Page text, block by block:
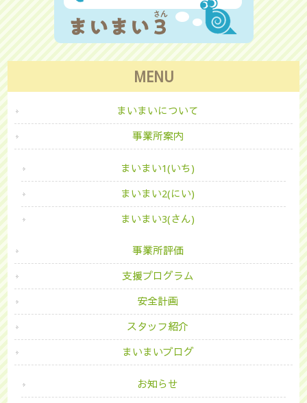
MENU
まいまいについて
事業所案内
まいまい1(いち)
まいまい2(にい)
まいまい3(さん)
事業所評価
支援プログラム
安全計画
スタッフ紹介
まいまいブログ
お知らせ